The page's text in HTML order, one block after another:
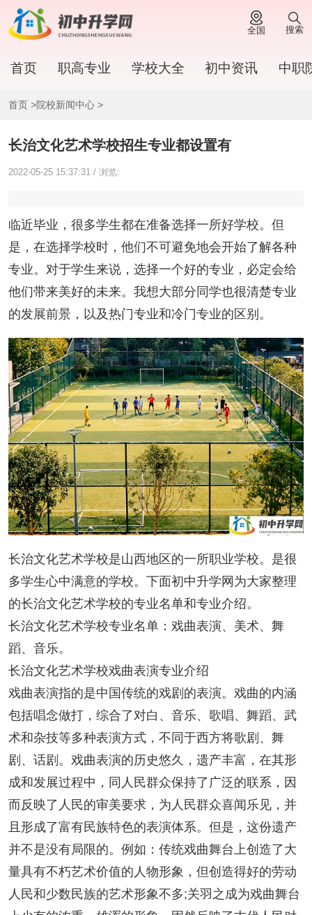
全国 搜索
首页 职高专业 学校大全 初中资讯 中职
首页 >院校新闻中心>
长治文化艺术学校招生专业都设置有
2022-05-25 15:37:31 / 浏览:
临近毕业，很多学生都在准备选择一所好学校。但
是，在选择学校时，他们不可避免地会开始了解各种
专业。对于学生来说，选择一个好的专业，必定会给
他们带来美好的未来。我想大部分同学也很清楚专业
的发展前景，以及热门专业和冷门专业的区别。
长治文化艺术学校是山西地区的一所职业学校。是很
多学生心中满意的学校。下面初中升学网为大家整理
的长治文化艺术学校的专业名单和专业介绍。
长治文化艺术学校专业名单：戏曲表演、美术、舞
蹈、音乐。
长治文化艺术学校戏曲表演专业介绍
戏曲表演指的是中国传统的戏剧的表演。戏曲的内涵
包括唱念做打，综合了对白、音乐、歌唱、舞蹈、武
术和杂技等多种表演方式，不同于西方将歌剧、舞
剧、话剧。戏曲表演的历史悠久，遗产丰富，在其形
成和发展过程中，同人民群众保持了广泛的联系，因
而反映了人民的审美要求，为人民群众喜闻乐见，并
且形成了富有民族特色的表演体系。但是，这份遗产
并不是没有局限的。例如：传统戏曲舞台上创造了大
量具有不朽艺术价值的人物形象，但创造得好的劳动
人民和少数民族的艺术形象不多;关羽之成为戏曲舞台